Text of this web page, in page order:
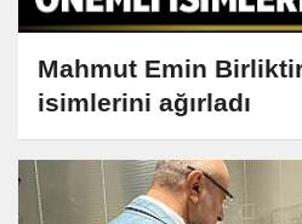
Mahmut Emin
isimlerini ağırladı